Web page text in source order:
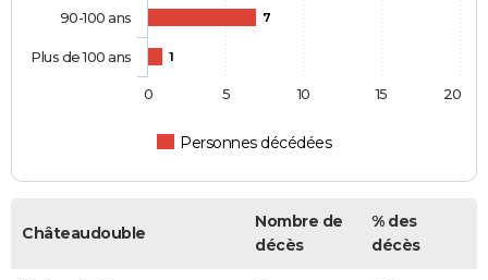
7
1
Personnes décédées
90-100 ans
Plus de 100 ans
0 5 10 15 20
Châteaudouble
Nombre de
décès
% des
décès